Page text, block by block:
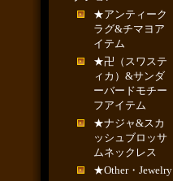
★アンティーク
ラグ&チマヨア
イテム
★卍（スワステ
ィカ）&サンダ
ーバードモチー
フアイテム
★ナジャ&スカ
ッシュブロッサ
ムネックレス
★Other・Jewelry